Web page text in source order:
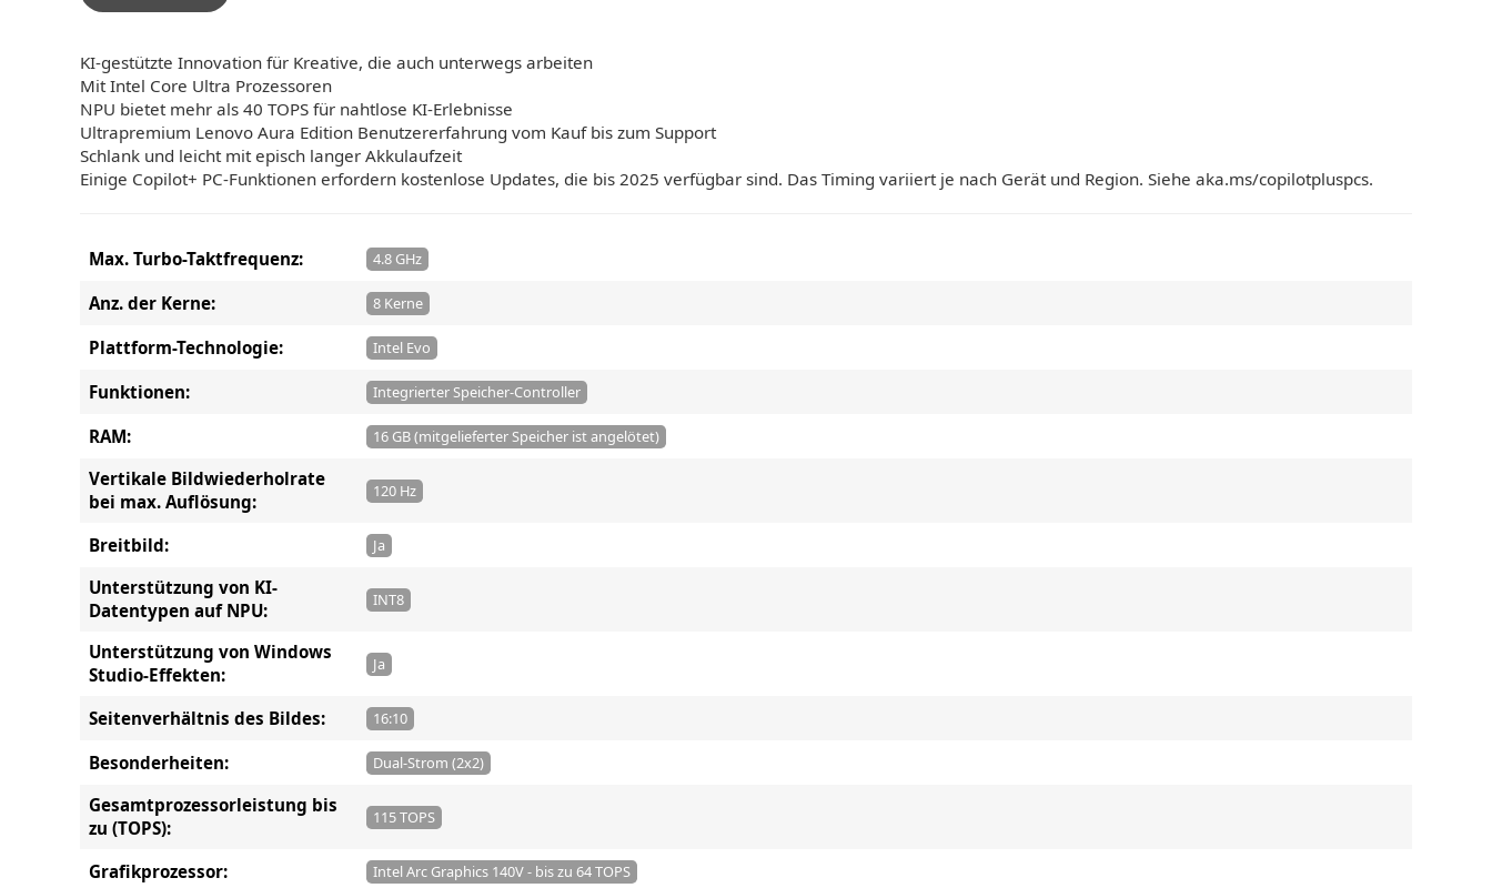
KI-gestützte Innovation für Kreative, die auch unterwegs arbeiten
Mit Intel Core Ultra Prozessoren
NPU bietet mehr als 40 TOPS für nahtlose KI-Erlebnisse
Ultrapremium Lenovo Aura Edition Benutzererfahrung vom Kauf bis zum Support
Schlank und leicht mit episch langer Akkulaufzeit
Einige Copilot+ PC-Funktionen erfordern kostenlose Updates, die bis 2025 verfügbar sind. Das Timing variiert je nach Gerät und Region. Siehe aka.ms/copilotpluspcs.
Max. Turbo-Taktfrequenz: 4.8 GHz
Anz. der Kerne: 8 Kerne
Plattform-Technologie: Intel Evo
Funktionen: Integrierter Speicher-Controller
RAM: 16 GB (mitgelieferter Speicher ist angelötet)
Vertikale Bildwiederholrate
bei max. Auflösung:
120 Hz
Breitbild: Ja
Unterstützung von KI-
Datentypen auf NPU:
INT8
Unterstützung von Windows
Studio-Effekten:
Ja
Seitenverhältnis des Bildes: 16:10
Besonderheiten: Dual-Strom (2x2)
Gesamtprozessorleistung bis
zu (TOPS):
115 TOPS
Grafikprozessor: Intel Arc Graphics 140V - bis zu 64 TOPS